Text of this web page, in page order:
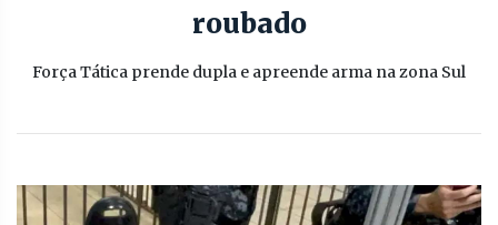
roubado
Força Tática prende dupla e apreende arma na zona Sul